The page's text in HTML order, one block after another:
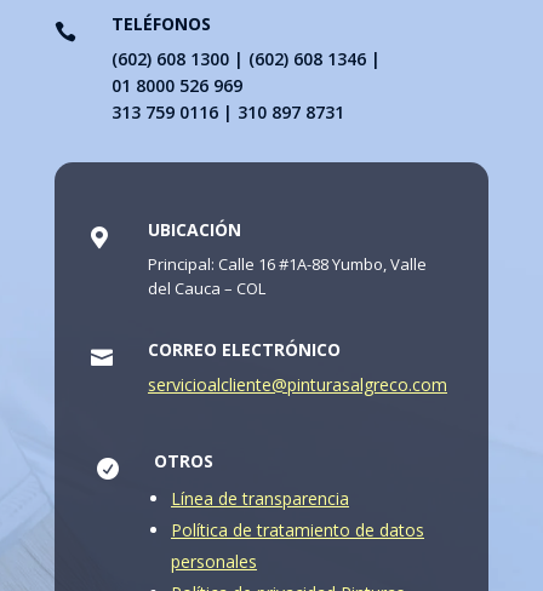

TELÉFONOS
(602) 608 1300 | (602) 608 1346 |
01 8000 526 969
313 759 0116 | 310 897 8731
 UBICACIÓN
Principal: Calle 16 #1A-88 Yumbo, Valle
del Cauca – COL

CORREO ELECTRÓNICO
servicioalcliente@pinturasalgreco.com

OTROS
Línea de transparencia
Política de tratamiento de datos
personales